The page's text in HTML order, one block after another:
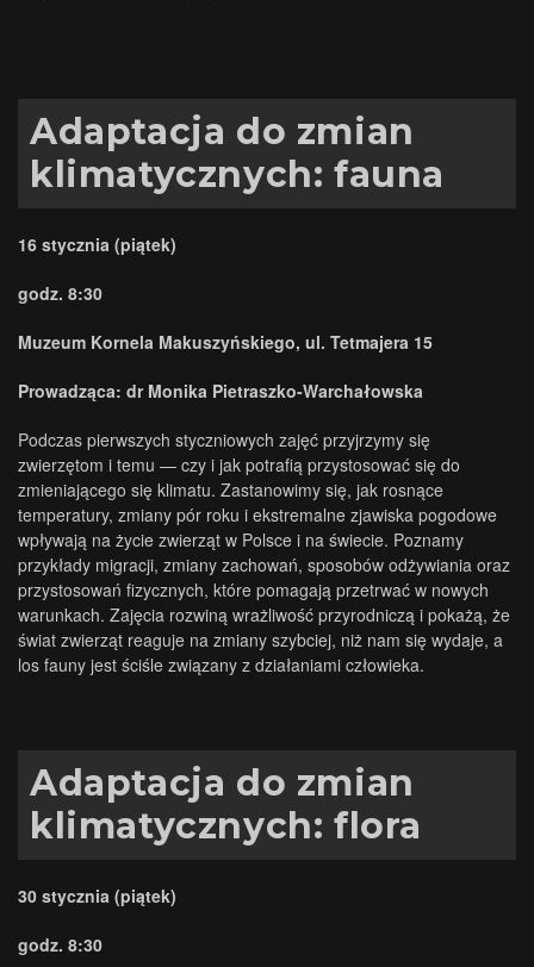
Adaptacja do zmian
klimatycznych: fauna
16 stycznia (piątek)
godz. 8:30
Muzeum Kornela Makuszyńskiego, ul. Tetmajera 15
Prowadząca: dr Monika Pietraszko-Warchałowska
Podczas pierwszych styczniowych zajęć przyjrzymy się
zwierzętom i temu — czy i jak potrafią przystosować się do
zmieniającego się klimatu. Zastanowimy się, jak rosnące
temperatury, zmiany pór roku i ekstremalne zjawiska pogodowe
wpływają na życie zwierząt w Polsce i na świecie. Poznamy
przykłady migracji, zmiany zachowań, sposobów odżywiania oraz
przystosowań fizycznych, które pomagają przetrwać w nowych
warunkach. Zajęcia rozwiną wrażliwość przyrodniczą i pokażą, że
świat zwierząt reaguje na zmiany szybciej, niż nam się wydaje, a
los fauny jest ściśle związany z działaniami człowieka.
Adaptacja do zmian
klimatycznych: flora
30 stycznia (piątek)
godz. 8:30